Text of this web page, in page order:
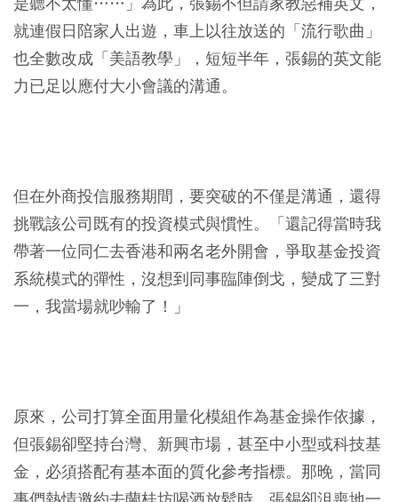
就連假日陪家人出遊，車上以往放送的「流行歌曲」
也全數改成「美語教學」，短短半年，張錫的英文能
力已足以應付大小會議的溝通。
但在外商投信服務期間，要突破的不僅是溝通，還得
挑戰該公司既有的投資模式與慣性。「還記得當時我
帶著一位同仁去香港和兩名老外開會，爭取基金投資
系統模式的彈性，沒想到同事臨陣倒戈，變成了三對
一，我當場就吵輸了！」
原來，公司打算全面用量化模組作為基金操作依據，
但張錫卻堅持台灣、新興市場，甚至中小型或科技基
金，必須搭配有基本面的質化參考指標。那晚，當同